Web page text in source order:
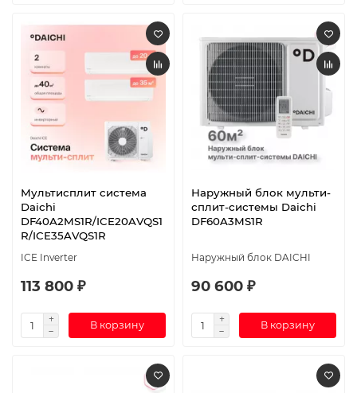
Мультисплит система
Daichi
DF40A2MS1R/ICE20AVQS1
R/ICE35AVQS1R
ICE Inverter
113 800 ₽
В корзину
Наружный блок мульти-
сплит-системы Daichi
DF60A3MS1R
Наружный блок DAICHI
90 600 ₽
В корзину